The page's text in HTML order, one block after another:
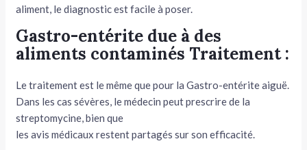
aliment, le diagnostic est facile à poser.
Gastro-entérite due à des
aliments contaminés Traitement :
Le traitement est le même que pour la Gastro-entérite aiguë.
Dans les cas sévères, le médecin peut prescrire de la
streptomycine, bien que
les avis médicaux restent partagés sur son efficacité.